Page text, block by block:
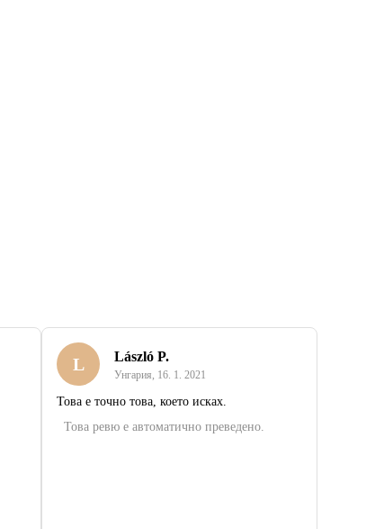
L László P.
Унгария, 16. 1. 2021
Това е точно това, което исках.
Това ревю е автоматично преведено.